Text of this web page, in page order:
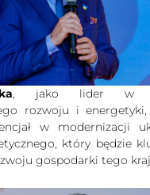
, jako lider w
rozwoju i
w modernizacji
który będzie
gospodarki tego